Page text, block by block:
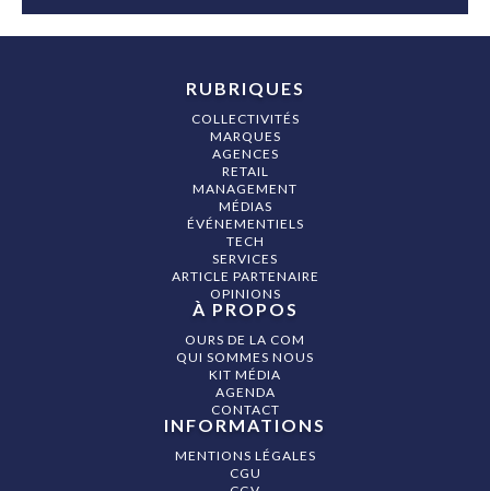
RUBRIQUES
COLLECTIVITÉS
MARQUES
AGENCES
RETAIL
MANAGEMENT
MÉDIAS
ÉVÉNEMENTIELS
TECH
SERVICES
ARTICLE PARTENAIRE
OPINIONS
À PROPOS
OURS DE LA COM
QUI SOMMES NOUS
KIT MÉDIA
AGENDA
CONTACT
INFORMATIONS
MENTIONS LÉGALES
CGU